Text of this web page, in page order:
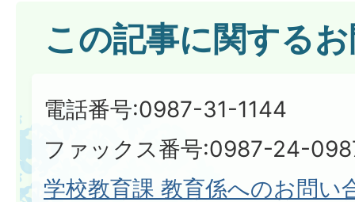
この記事に関する
電話番号:0987-31-1144
ファックス番号:0987-24-
学校教育課 教育係へのお問い